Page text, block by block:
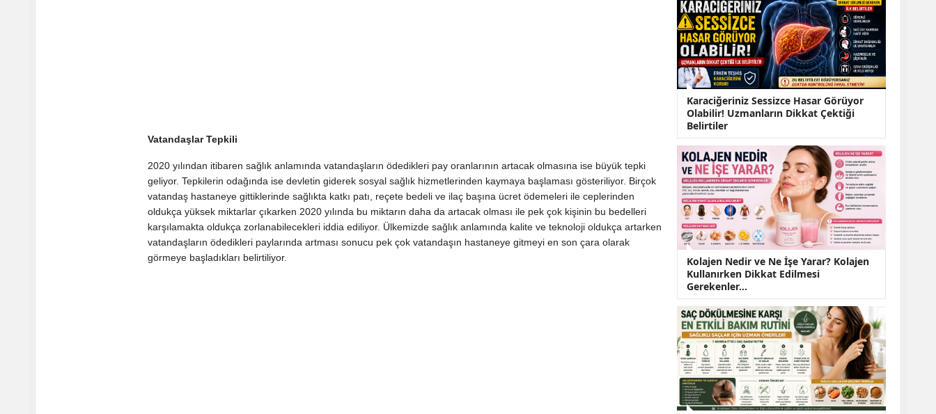
Vatandaşlar Tepkili
2020 yılından itibaren sağlık anlamında vatandaşların ödedikleri pay oranlarının artacak olmasına ise büyük tepki
geliyor. Tepkilerin odağında ise devletin giderek sosyal sağlık hizmetlerinden kaymaya başlaması gösteriliyor. Birçok
vatandaş hastaneye gittiklerinde sağlıkta katkı patı, reçete bedeli ve ilaç başına ücret ödemeleri ile ceplerinden
oldukça yüksek miktarlar çıkarken 2020 yılında bu miktarın daha da artacak olması ile pek çok kişinin bu bedelleri
karşılamakta oldukça zorlanabilecekleri iddia ediliyor. Ülkemizde sağlık anlamında kalite ve teknoloji oldukça artarken
vatandaşların ödedikleri paylarında artması sonucu pek çok vatandaşın hastaneye gitmeyi en son çara olarak
görmeye başladıkları belirtiliyor.
Karaciğeriniz Sessizce Hasar Görüyor
Olabilir! Uzmanların Dikkat Çektiği
Belirtiler
Kolajen Nedir ve Ne İşe Yarar? Kolajen
Kullanırken Dikkat Edilmesi
Gerekenler…